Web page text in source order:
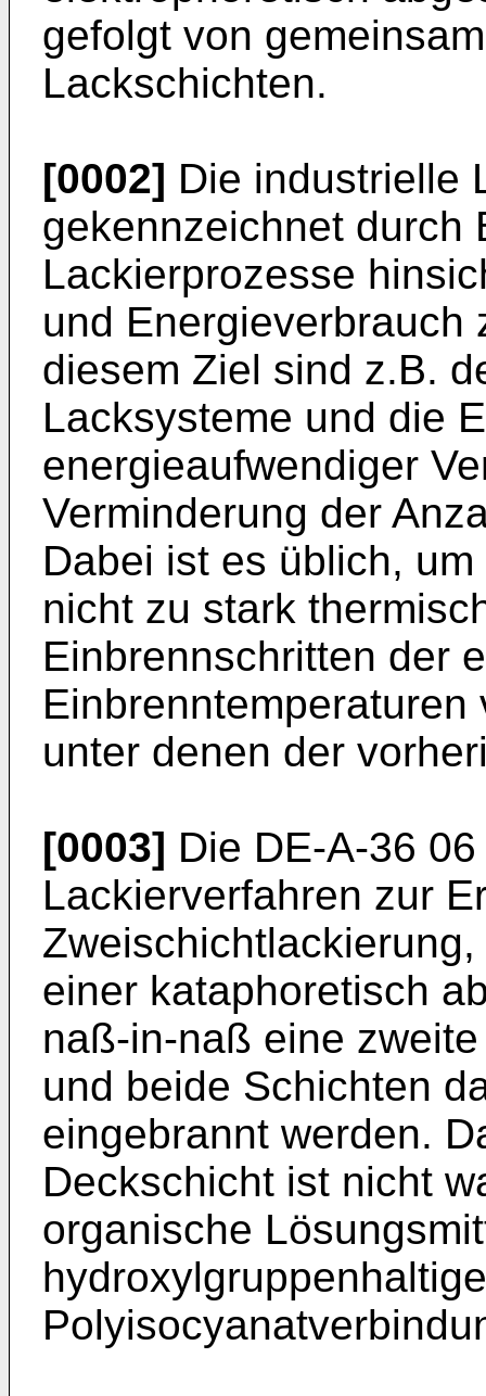
gefolgt von
Lackschichten.
[0002] Die industrielle
gekennzeichnet durch
Lackierprozesse
und Energieverbrauch
diesem Ziel sind z.B.
Lacksysteme und die
energieaufwendiger
Verminderung der
Dabei ist es üblich,
nicht zu stark
Einbrennschritten der
unter denen der
[0003] Die DE-A-36
Lackierverfahren zur
einer kataphoretisch
naß-in-naß eine
und beide Schichten
eingebrannt werden.
Deckschicht ist nicht
organische